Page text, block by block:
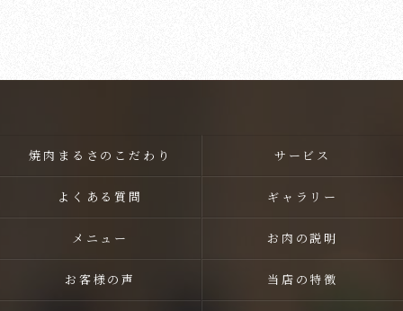
焼肉まるさのこだわり サービス
よくある質問 ギャラリー
メニュー お肉の説明
お客様の声 当店の特徴